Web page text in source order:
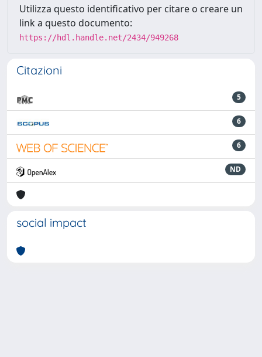
Utilizza questo identificativo per citare o creare un
link a questo documento:
https://hdl.handle.net/2434/949268
Citazioni
5
6
6
ND
social impact